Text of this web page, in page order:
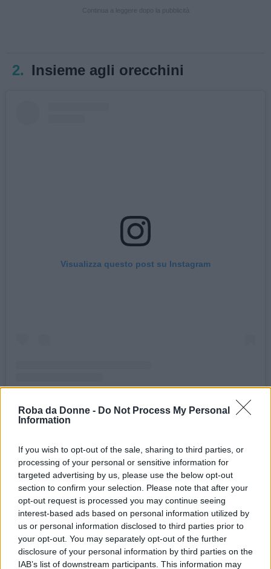
Roba da Donne - Do Not Process My Personal
Information
If you wish to opt-out of the sale, sharing to third parties, or
processing of your personal or sensitive information for
targeted advertising by us, please use the below opt-out
section to confirm your selection. Please note that after your
opt-out request is processed you may continue seeing
interest-based ads based on personal information utilized by
us or personal information disclosed to third parties prior to
your opt-out. You may separately opt-out of the further
disclosure of your personal information by third parties on the
IAB’s list of downstream participants. This information may
2. Insieme agli orecchini
Visualizza questo post su Instagram
Un post condiviso da earcuff|earring (@earcuff.allure)
Gli ear cuff si possono indossare anche in
abbinamento agli orecchini con i buchi; questo
modello è realizzato appositamente per essere
messo ai lati, circondando e accompagnando
perfettamente un anello al buco del lobo.
Continua a leggere dopo la pubblicità